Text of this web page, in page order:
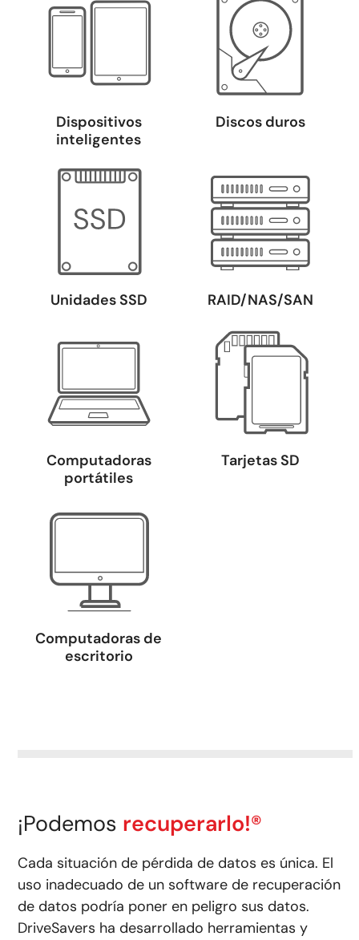
Dispositivos
inteligentes
Discos duros
Unidades SSD RAID/NAS/SAN
Computadoras
portátiles
Tarjetas SD
Computadoras de
escritorio
¡Podemos recuperarlo!®
Cada situación de pérdida de datos es única. El
uso inadecuado de un software de recuperación
de datos podría poner en peligro sus datos.
DriveSavers ha desarrollado herramientas y